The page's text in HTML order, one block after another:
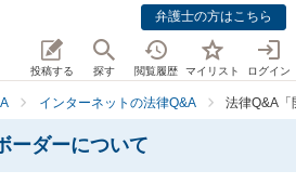
弁護士の方はこちら
投稿する 探す 閲覧履歴 マイリスト ログイン
インターネットの法律Q&A 法律Q&A「
ーダーについて